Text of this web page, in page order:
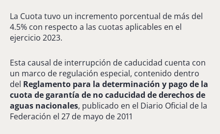
La Cuota tuvo un incremento porcentual de más del
4.5% con respecto a las cuotas aplicables en el
ejercicio 2023.
Esta causal de interrupción de caducidad cuenta con
un marco de regulación especial, contenido dentro
del Reglamento para la determinación y pago de la
cuota de garantía de no caducidad de derechos de
aguas nacionales, publicado en el Diario Oficial de la
Federación el 27 de mayo de 2011